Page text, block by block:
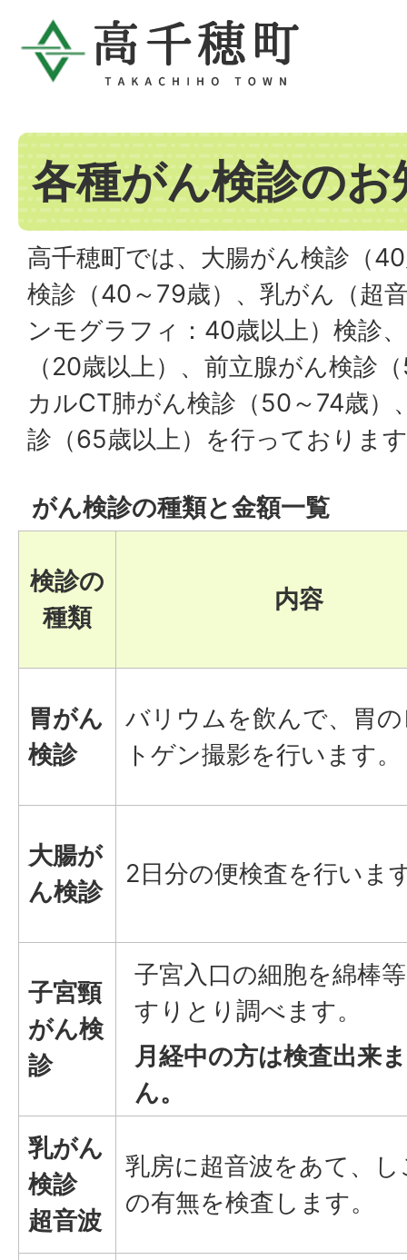
各種がん検診のお
高千穂町では、大腸がん検診（
検診（40～79歳）、乳がん（超
ンモグラフィ：40歳以上）検診
（20歳以上）、前立腺がん検診
カルCT肺がん検診（50～74歳）
診（65歳以上）を行っておりま
がん検診の種類と金額一覧
検診の
種類
内容
胃がん
検診
バリウムを飲んで、胃
トゲン撮影を行います。
大腸が
ん検診
2日分の便検査を行いま
子宮頸
がん検
診
子宮入口の細胞を綿棒
すりとり調べます。
月経中の方は検査出来
ん。
乳がん
検診
超音波
乳房に超音波をあて、し
の有無を検査します。